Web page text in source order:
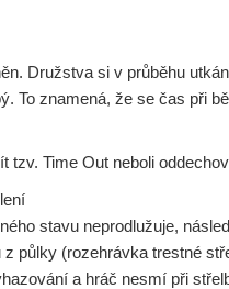
Družstva si v průběhu
To znamená, že se čas při
tzv. Time Out neboli
stavu neprodlužuje,
z půlky (rozehrávka trestné
a hráč nesmí při